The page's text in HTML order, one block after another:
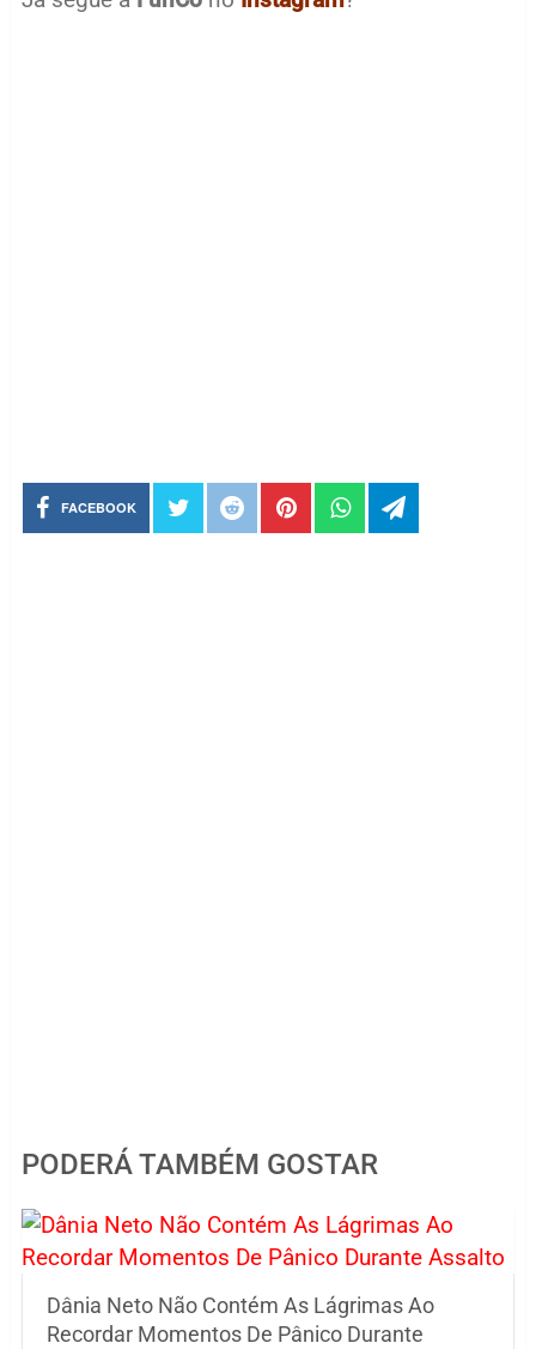
FACEBOOK
PODERÁ TAMBÉM GOSTAR
Dânia Neto Não Contém As Lágrimas Ao
Recordar Momentos De Pânico Durante